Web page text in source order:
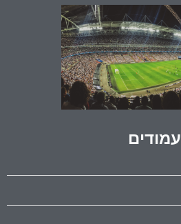
עמודים